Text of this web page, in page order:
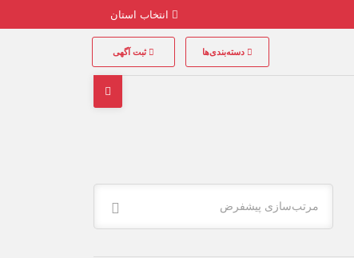
دسته‌بندی‌ها ثبت آگهی
مرتب‌سازی پیشفرض